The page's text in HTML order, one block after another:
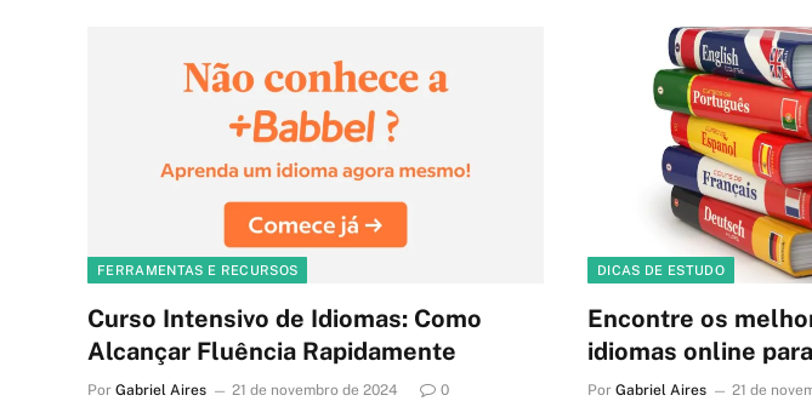
FERRAMENTAS E RECURSOS
Curso Intensivo de Idiomas: Como
Alcançar Fluência Rapidamente
Por Gabriel Aires 21 de novembro de 2024 0
DICAS DE ESTUDO
Encontre os
idiomas online
Por Gabriel Aires 21 de